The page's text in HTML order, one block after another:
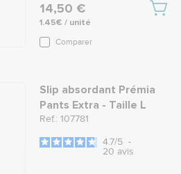
14,50 €
1.45€ / unité
Comparer
Slip absordant Prémia
Pants Extra - Taille L
Ref.: 107781
4.7/5 -
20 avis